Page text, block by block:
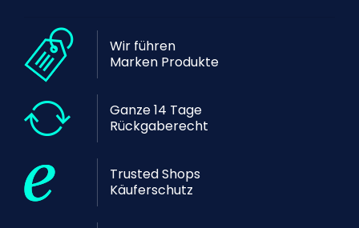
Wir führen
Marken Produkte
Ganze 14 Tage
Rückgaberecht
Trusted Shops
Käuferschutz